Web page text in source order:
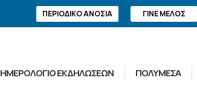
ΠΕΡΙΟΔΙΚΟ ΑΝΟΣΙΑ ΓΙΝΕ ΜΕΛΟΣ
ΗΜΕΡΟΛΟΓΙΟ ΕΚΔΗΛΩΣΕΩΝ ΠΟΛΥΜΕΣΑ